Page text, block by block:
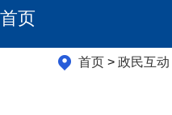
首页
首页 > 政民互动